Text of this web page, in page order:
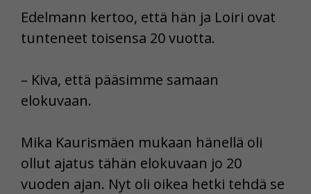
Edelmann kertoo, että hän ja Loiri ovat
tunteneet toisensa 20 vuotta.
– Kiva, että pääsimme samaan
elokuvaan.
Mika Kaurismäen mukaan hänellä oli
ollut ajatus tähän elokuvaan jo 20
vuoden ajan. Nyt oli oikea hetki tehdä se